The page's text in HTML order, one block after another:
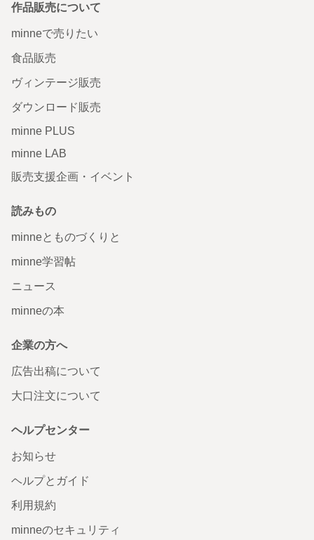
作品販売について
minneで売りたい
食品販売
ヴィンテージ販売
ダウンロード販売
minne PLUS
minne LAB
販売支援企画・イベント
読みもの
minneとものづくりと
minne学習帖
ニュース
minneの本
企業の方へ
広告出稿について
大口注文について
ヘルプセンター
お知らせ
ヘルプとガイド
利用規約
minneのセキュリティ